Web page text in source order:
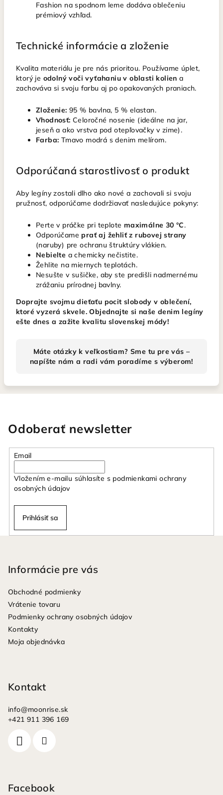
Fashion na spodnom leme dodáva oblečeniu
prémiový vzhľad.
Technické informácie a zloženie
Kvalita materiálu je pre nás prioritou. Používame úplet,
ktorý je odolný voči vyťahaniu v oblasti kolien a
zachováva si svoju farbu aj po opakovaných praniach.
Zloženie: 95 % bavlna, 5 % elastan.
Vhodnosť: Celoročné nosenie (ideálne na jar,
jeseň a ako vrstva pod otepľovačky v zime).
Farba: Tmavo modrá s denim melírom.
Odporúčaná starostlivosť o produkt
Aby legíny zostali dlho ako nové a zachovali si svoju
pružnosť, odporúčame dodržiavať nasledujúce pokyny:
Perte v práčke pri teplote maximálne 30 °C.
Odporúčameprať aj žehliť z rubovej strany
(naruby) pre ochranu štruktúry vlákien.
Nebielte a chemicky nečistite.
Žehlite na miernych teplotách.
Nesušte v sušičke, aby ste predišli nadmernému
zrážaniu prírodnej bavlny.
Doprajte svojmu dieťaťu pocit slobody v oblečení,
ktoré vyzerá skvele. Objednajte si naše denim legíny
ešte dnes a zažite kvalitu slovenskej módy!
Máte otázky k veľkostiam? Sme tu pre vás –
napíšte nám a radi vám poradíme s výberom!
Odoberať newsletter
Email
Vložením e-mailu súhlasíte s podmienkami ochrany
osobných údajov
Prihlásiť sa
Informácie pre vás
Obchodné podmienky
Vrátenie tovaru
Podmienky ochrany osobných údajov
Kontakty
Moja objednávka
Kontakt
info@moonrise.sk
+421 911 396 169
Facebook